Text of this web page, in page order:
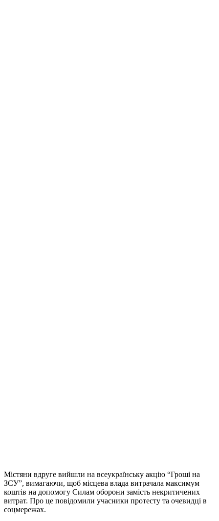
Містяни вдруге вийшли на всеукраїнську акцію “Гроші на
ЗСУ”, вимагаючи, щоб місцева влада витрачала максимум
коштів на допомогу Силам оборони замість некритичених
витрат. Про це повідомили учасники протесту та очевидці в
соцмережах.